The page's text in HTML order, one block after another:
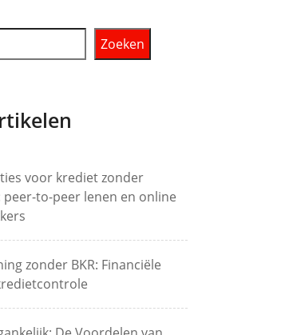
Zoeken
voor krediet zonder
to-peer lenen en online
zonder BKR: Financiële